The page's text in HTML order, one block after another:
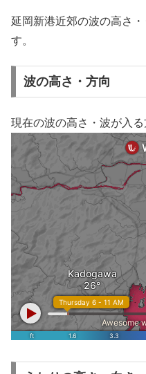
延岡新港近郊の波の高さ
す。
波の高さ・方向
現在の波の高さ・波が入る